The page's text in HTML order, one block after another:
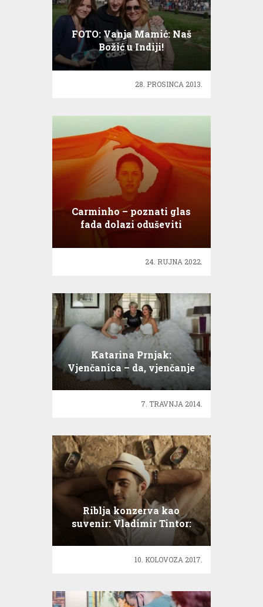
FOTO: Vanja Mamić: Naš
Božić u Indiji!
28. PROSINCA 2013.
Carminho – poznati glas
fada dolazi oduševiti
24. RUJNA 2022.
Katarina Prnjak:
Vjenčanica – da, vjenčanje
– ne!
7. TRAVNJA 2014.
Riblja konzerva kao
suvenir: Vladimir Tintor:
Planiram otvoriti on-line
trgovinu
10. KOLOVOZA 2017.